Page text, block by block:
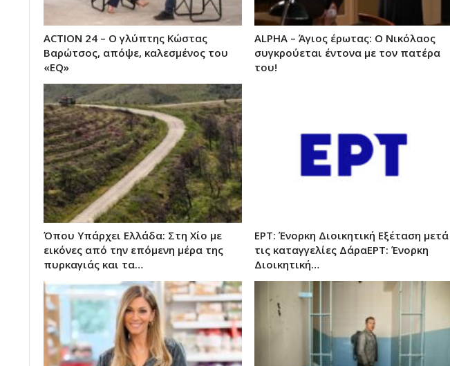
ACTION 24 – Ο γλύπτης Κώστας
Βαρώτσος, απόψε, καλεσμένος του
«EQ»
ALPHA – Άγιος έρωτας: Ο Νικόλαος
συγκρούεται έντονα με τον πατέρα
του!
Όπου Υπάρχει Ελλάδα: Στη Χίο με
εικόνες από την επόμενη μέρα της
πυρκαγιάς και τα…
ΕΡΤ: Ένορκη Διοικητική Εξέταση μετά
τις καταγγελίες ΔάραΕΡΤ: Ένορκη
Διοικητική…